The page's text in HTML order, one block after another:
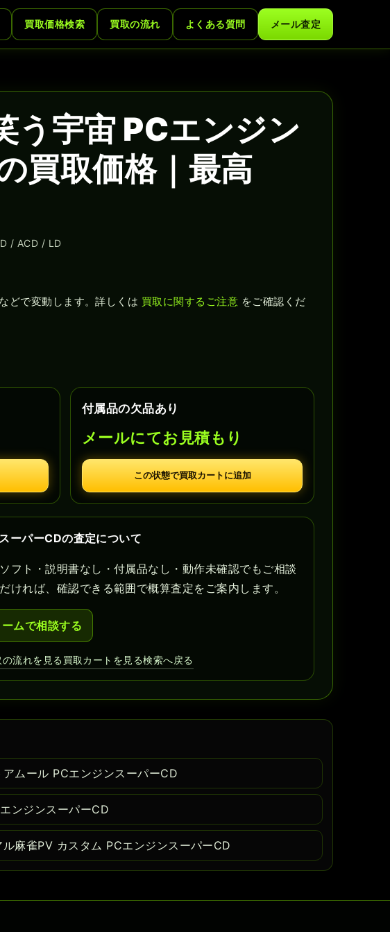
買取価格検索 買取の流れ よくある質問 メール査定
う宇宙 PCエンジン
買取価格｜最高
/ ACD / LD
どで変動します。詳しくは 買取に関するご注意 をご確認くだ
付属品の欠品あり
メールにてお見積もり
この状態で買取カートに追加
ーパーCDの査定について
フト・説明書なし・付属品なし・動作未確認でもご相談
ければ、確認できる範囲で概算査定をご案内します。
ムで相談する
の流れを見る買取カートを見る検索へ戻る
アムール PCエンジンスーパーCD
ンジンスーパーCD
ル麻雀PV カスタム PCエンジンスーパーCD